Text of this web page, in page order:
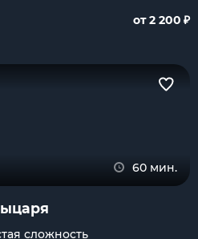
от 2 200 ₽
60 мин.
сложность